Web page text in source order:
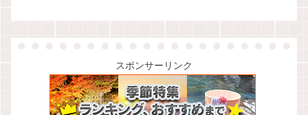
スポンサーリンク